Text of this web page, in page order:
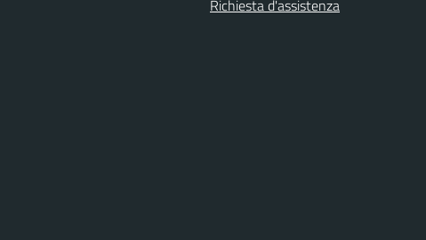
Richiesta d'assistenza